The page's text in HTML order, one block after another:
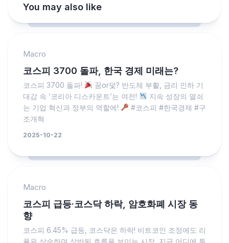
You may also like
Macro
코스피 3700 돌파, 한국 경제 미래는?
코스피 3700 돌파!
꿈or덫? 반도체 부활, 금리 인하 기
대감 속 ‘코리아 디스카운트’는 여전!
지속 성장의 열쇠
는 기업 혁신과 정부의 역할에!
#코스피 #한국경제 #구
조개혁
2025-10-22
Macro
코스피 급등·코스닥 하락, 암호화폐 시장 동
향
코스피 6.45% 급등, 코스닥은 하락! 비트코인 조정에도 리
플은 상승하며 상반된 흐름을 보이는 시장, 지금 어디에 투